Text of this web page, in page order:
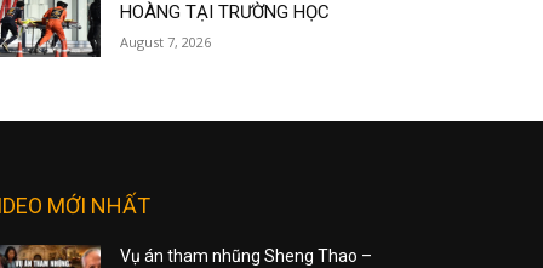
HOÀNG TẠI TRƯỜNG HỌC
August 7, 2026
MỚI NHẤT
Vụ án tham nhũng Sheng Thao –